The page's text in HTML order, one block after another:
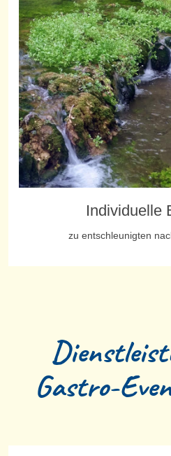
Individuelle
zu entschleunigten
Gastro-